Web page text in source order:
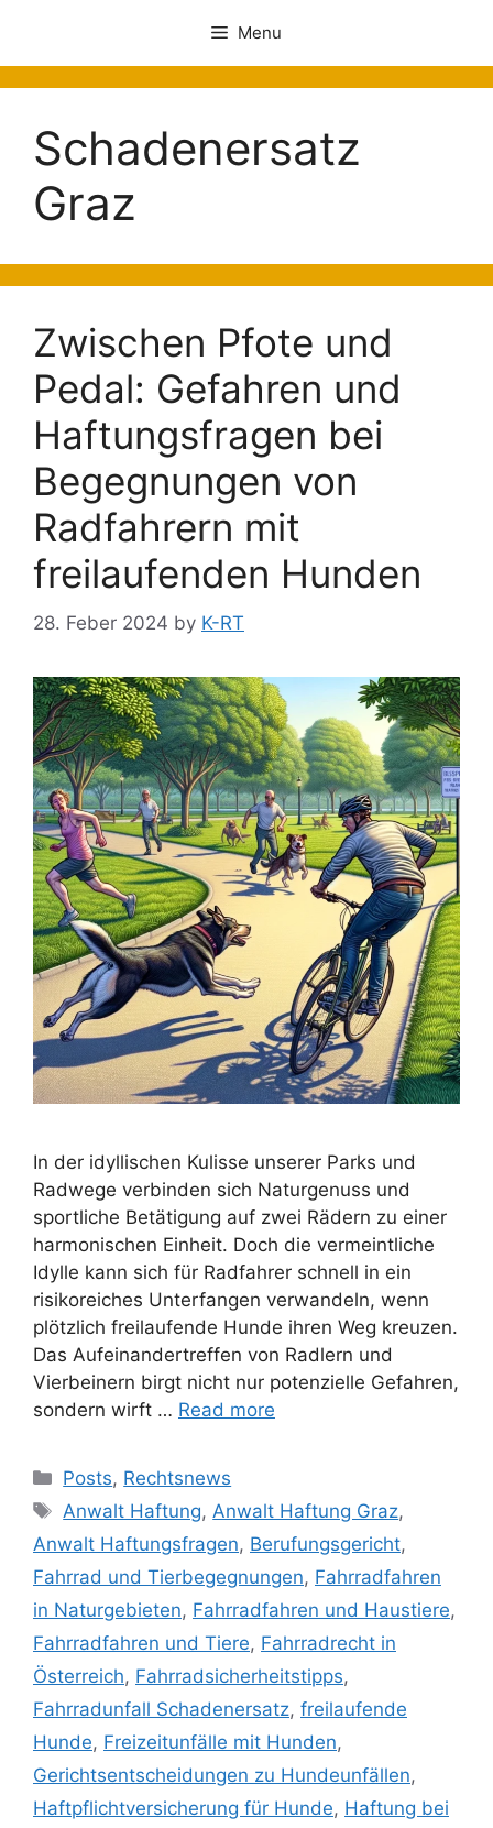
Menu
Schadenersatz
Graz
Zwischen Pfote und
Pedal: Gefahren und
Haftungsfragen bei
Begegnungen von
Radfahrern mit
freilaufenden Hunden
28. Feber 2024 by K-RT
In der idyllischen Kulisse unserer Parks und
Radwege verbinden sich Naturgenuss und
sportliche Betätigung auf zwei Rädern zu einer
harmonischen Einheit. Doch die vermeintliche
Idylle kann sich für Radfahrer schnell in ein
risikoreiches Unterfangen verwandeln, wenn
plötzlich freilaufende Hunde ihren Weg kreuzen.
Das Aufeinandertreffen von Radlern und
Vierbeinern birgt nicht nur potenzielle Gefahren,
sondern wirft … Read more
Posts, Rechtsnews
Anwalt Haftung, Anwalt Haftung Graz,
Anwalt Haftungsfragen, Berufungsgericht,
Fahrrad und Tierbegegnungen, Fahrradfahren
in Naturgebieten, Fahrradfahren und Haustiere,
Fahrradfahren und Tiere, Fahrradrecht in
Österreich, Fahrradsicherheitstipps,
Fahrradunfall Schadenersatz, freilaufende
Hunde, Freizeitunfälle mit Hunden,
Gerichtsentscheidungen zu Hundeunfällen,
Haftpflichtversicherung für Hunde, Haftung bei